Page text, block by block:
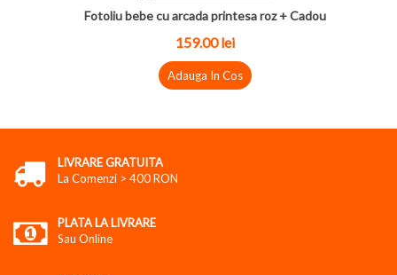
Fotoliu bebe cu arcada printesa roz + Cadou
159.00 lei
Adauga In Cos
LIVRARE GRATUITA
La Comenzi > 400 RON
PLATA LA LIVRARE
Sau Online